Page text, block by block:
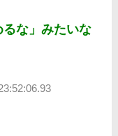
な」みたいな